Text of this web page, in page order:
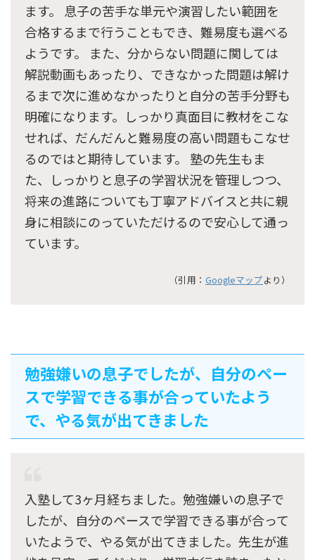
ます。 息子の苦手な単元や演習したい範囲を
合格するまで行うこともでき、難易度も選べる
ようです。 また、分からない問題に関しては
解説動画もあったり、できなかった問題は解け
るまで次に進めなかったりと自分の苦手分野も
明確になります。しっかり真面目に教材をこな
せれば、だんだんと難易度の高い問題もこなせ
るのではと期待しています。 塾の先生もま
た、しっかりと息子の学習状況を管理しつつ、
将来の進路についても丁寧アドバイスと共に親
身に相談にのっていただけるので安心して通っ
ています。
（引用： Googleマップより）
勉強嫌いの息子でしたが、自分のペー
スで学習できる事が合っていたよう
で、やる気が出てきました
入塾して3ヶ月経ちました。勉強嫌いの息子で
したが、自分のペースで学習できる事が合って
いたようで、やる気が出てきました。先生が進